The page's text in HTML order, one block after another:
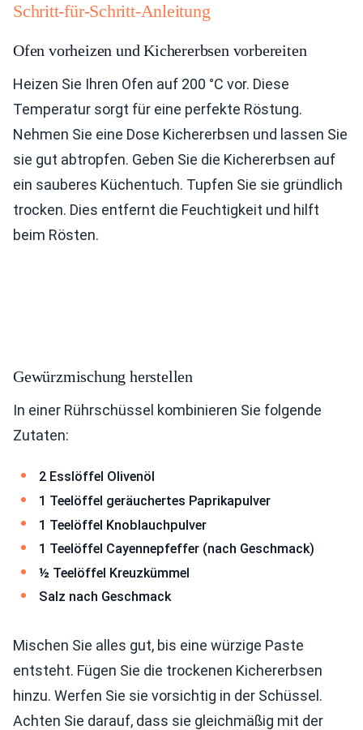
Schritt-für-Schritt-Anleitung
Ofen vorheizen und Kichererbsen vorbereiten
Heizen Sie Ihren Ofen auf 200 °C vor. Diese
Temperatur sorgt für eine perfekte Röstung.
Nehmen Sie eine Dose Kichererbsen und lassen Sie
sie gut abtropfen. Geben Sie die Kichererbsen auf
ein sauberes Küchentuch. Tupfen Sie sie gründlich
trocken. Dies entfernt die Feuchtigkeit und hilft
beim Rösten.
Gewürzmischung herstellen
In einer Rührschüssel kombinieren Sie folgende
Zutaten:
2 Esslöffel Olivenöl
1 Teelöffel geräuchertes Paprikapulver
1 Teelöffel Knoblauchpulver
1 Teelöffel Cayennepfeffer (nach Geschmack)
½ Teelöffel Kreuzkümmel
Salz nach Geschmack
Mischen Sie alles gut, bis eine würzige Paste
entsteht. Fügen Sie die trockenen Kichererbsen
hinzu. Werfen Sie sie vorsichtig in der Schüssel.
Achten Sie darauf, dass sie gleichmäßig mit der